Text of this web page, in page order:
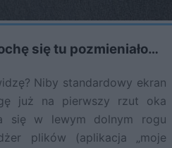
się tu pozmieniało…
Niby standardowy ekran
już na pierwszy rzut oka
się w lewym dolnym rogu
plików (aplikacja „moje